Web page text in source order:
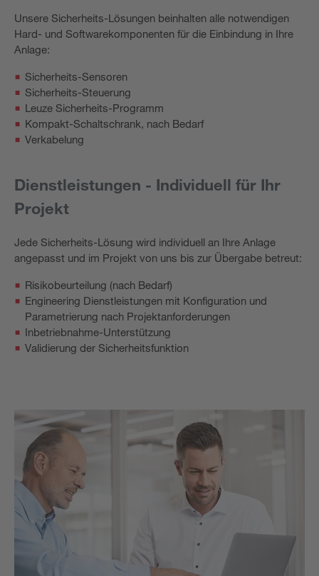
Unsere Sicherheits-Lösungen beinhalten alle notwendigen
Hard- und Softwarekomponenten für die Einbindung in Ihre
Anlage:
Sicherheits-Sensoren
Sicherheits-Steuerung
Leuze Sicherheits-Programm
Kompakt-Schaltschrank, nach Bedarf
Verkabelung
Dienstleistungen - Individuell für Ihr
Projekt
Jede Sicherheits-Lösung wird individuell an Ihre Anlage
angepasst und im Projekt von uns bis zur Übergabe betreut:
Risikobeurteilung (nach Bedarf)
Engineering Dienstleistungen mit Konfiguration und
Parametrierung nach Projektanforderungen
Inbetriebnahme-Unterstützung
Validierung der Sicherheitsfunktion